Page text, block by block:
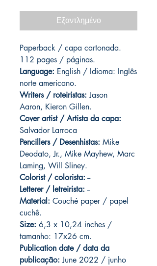
Εξαντλημένο
Paperback / capa cartonada.
112 pages / páginas.
Language: English / Idioma: Inglês
norte americano.
Writers / roteiristas: Jason
Aaron, Kieron Gillen.
Cover artist / Artista da capa:
Salvador Larroca
Pencillers / Desenhistas: Mike
Deodato, Jr., Mike Mayhew, Marc
Laming, Will Sliney.
Colorist / colorista: --
Letterer / letreirista: --
Material: Couché paper / papel
cuchê.
Size: 6,3 x 10,24 inches /
tamanho: 17x26 cm.
Publication date / data da
publicação: June 2022 / junho